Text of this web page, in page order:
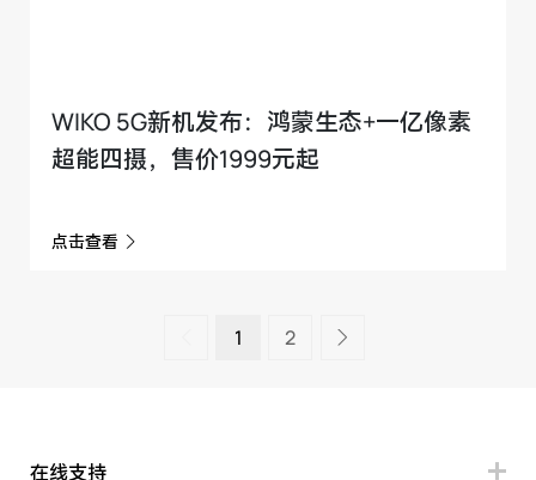
WIKO 5G新机发布：鸿蒙生态+一亿像素
超能四摄，售价1999元起
点击查看
1 2
在线支持